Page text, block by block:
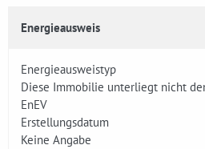
Energieausweis
Energieausweistyp
Diese Immobilie unterliegt nicht
EnEV
Erstellungsdatum
Keine Angabe